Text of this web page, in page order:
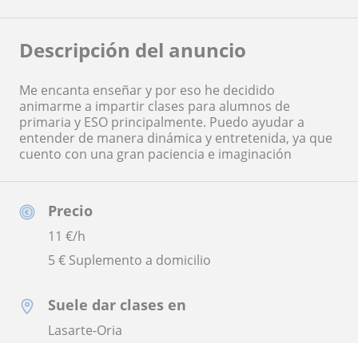
Precio
11 €/h
5 € Suplemento a domicilio
Suele dar clases en
Lasarte-Oria
Descripción del anuncio
Me encanta enseñar y por eso he decidido
animarme a impartir clases para alumnos de
primaria y ESO principalmente. Puedo ayudar a
entender de manera dinámica y entretenida, ya que
cuento con una gran paciencia e imaginación